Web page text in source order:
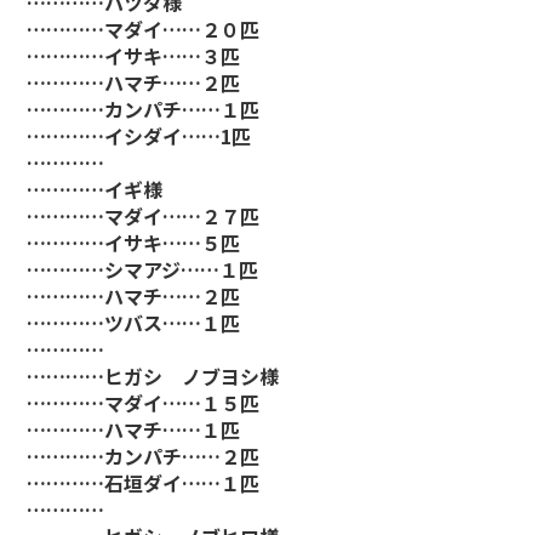
…………マダイ……２０匹
…………イサキ……３匹
…………ハマチ……２匹
…………カンパチ……１匹
…………イシダイ……1匹
…………
…………イギ様
…………マダイ……２７匹
…………イサキ……５匹
…………シマアジ……１匹
…………ハマチ……２匹
…………ツバス……１匹
…………
…………ヒガシ ノブヨシ様
…………マダイ……１５匹
…………ハマチ……１匹
…………カンパチ……２匹
…………石垣ダイ……１匹
…………